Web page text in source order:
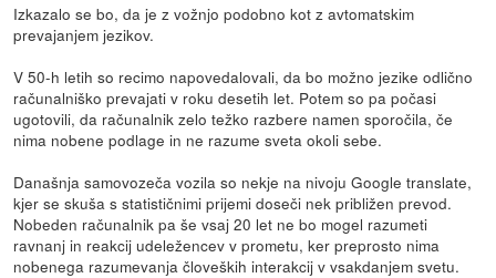
Izkazalo se bo, da je z vožnjo podobno kot z avtomatskim
prevajanjem jezikov.
V 50-h letih so recimo napovedalovali, da bo možno jezike odlično
računalniško prevajati v roku desetih let. Potem so pa počasi
ugotovili, da računalnik zelo težko razbere namen sporočila, če
nima nobene podlage in ne razume sveta okoli sebe.
Današnja samovozeča vozila so nekje na nivoju Google translate,
kjer se skuša s statističnimi prijemi doseči nek približen prevod.
Nobeden računalnik pa še vsaj 20 let ne bo mogel razumeti
ravnanj in reakcij udeležencev v prometu, ker preprosto nima
nobenega razumevanja človeških interakcij v vsakdanjem svetu.